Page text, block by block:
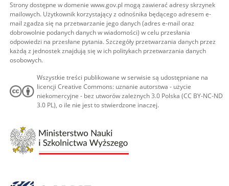
Strony dostępne w domenie www.gov.pl mogą zawierać adresy skrzynek
mailowych. Użytkownik korzystający z odnośnika będącego adresem e-
mail zgadza się na przetwarzanie jego danych (adres e-mail oraz
dobrowolnie podanych danych w wiadomości) w celu przesłania
odpowiedzi na przesłane pytania. Szczegóły przetwarzania danych przez
każdą z jednostek znajdują się w ich politykach przetwarzania danych
osobowych.
Wszystkie treści publikowane w serwisie są udostępniane na
licencji Creative Commons: uznanie autorstwa - użycie
niekomercyjne - bez utworów zależnych 3.0 Polska (CC BY-NC-ND
3.0 PL), o ile nie jest to stwierdzone inaczej.